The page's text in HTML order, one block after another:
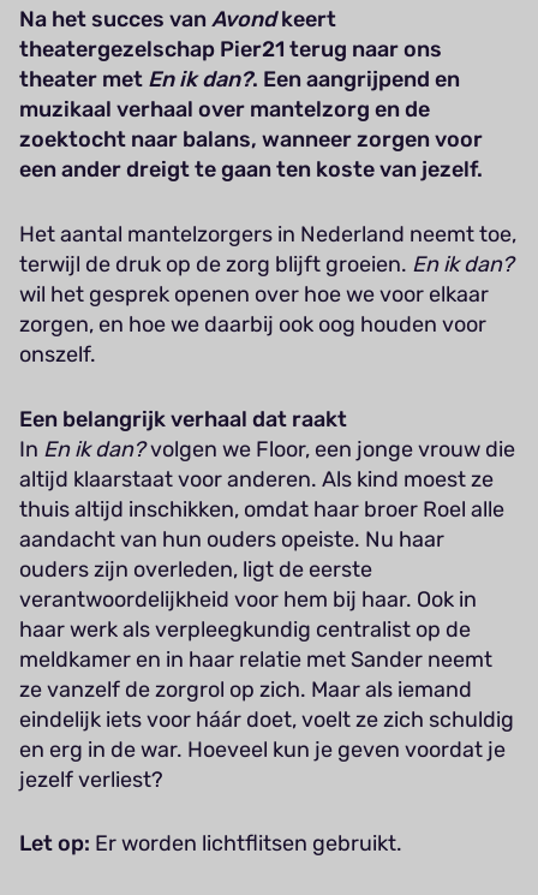
Na het succes vanAvondkeert
theatergezelschap Pier21 terug naar ons
theater met En ik dan?. Een aangrijpend en
muzikaal verhaal over mantelzorg en de
zoektocht naar balans, wanneer zorgen voor
een ander dreigt te gaan ten koste van jezelf.
Het aantal mantelzorgers in Nederland neemt toe,
terwijl de druk op de zorg blijft groeien. En ik dan?
wil het gesprek openen over hoe we voor elkaar
zorgen, en hoe we daarbij ook oog houden voor
onszelf.
Een belangrijk verhaal dat raakt
In En ik dan?volgen we Floor, een jonge vrouw die
altijd klaarstaat voor anderen. Als kind moest ze
thuis altijd inschikken, omdat haar broer Roel alle
aandacht van hun ouders opeiste. Nu haar
ouders zijn overleden, ligt de eerste
verantwoordelijkheid voor hem bij haar. Ook in
haar werk als verpleegkundig centralist op de
meldkamer en in haar relatie met Sander neemt
ze vanzelf de zorgrol op zich. Maar als iemand
eindelijk iets voor háár doet, voelt ze zich schuldig
en erg in de war. Hoeveel kun je geven voordat je
jezelf verliest?
Let op: Er worden lichtflitsen gebruikt.